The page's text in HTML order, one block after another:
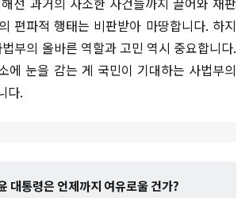
편파적 행태는 비판받아 마땅합니다. 하지
부의 올바른 역할과 고민 역시 중요합니다.
에 눈을 감는 게 국민이 기대하는 사법부의
다.
대통령은 언제까지 여유로울 건가?